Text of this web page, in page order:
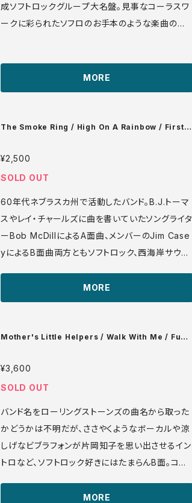
成ソフトロックグループ大名盤。見事なコーラスワ
ークに彩られたソフロのお手本のような楽曲の
試聴：http://manuera.com/sonota/audio_file
MORE
The Smoke Ring / High On A Rainbow / First R
¥2,500
SOLD OUT
60年代ネブラスカ州で活動したバンド。B.J.トーマ
スやレイ・チャールズに曲を書いていたソングライタ
ーBob McDillによるA面曲、メンバーのJim Case
yによるB面曲両方ともソフトロック、西海岸サウン
VG++ プロモ盤 ♪試聴：http://manuera.com/s
MORE
Mother's Little Helpers / Walk With Me / Funn
¥3,600
SOLD OUT
バンド名をローリングストーンズの曲名から取った
かどうかは不明だが、ささやくようなボーカルや涼
しげなビブラフォンが片岡知子を思い出させるイン
トロなど、ソフトロック好きにはたまらんB面。コミ
MORE